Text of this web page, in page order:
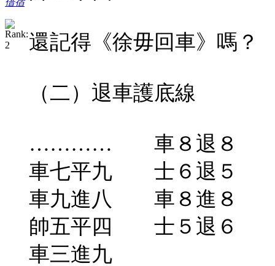
借宿
還記得《徐毋回車》嗎？
（二）退車護底線
………… 車８退８
車七平九 士６退５
車九進八 車８進８
帥五平四 士５退６
車三進九